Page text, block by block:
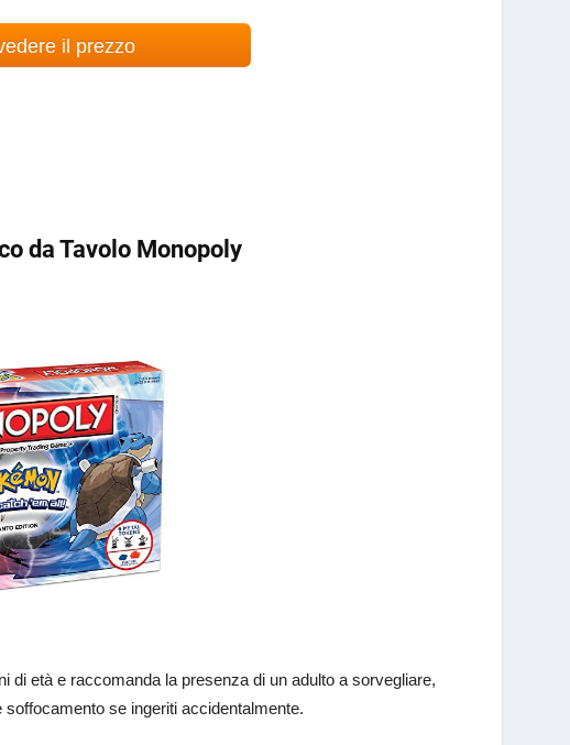
il prezzo
da Tavolo Monopoly
di età e raccomanda la presenza di un adulto a sorvegliare,
se ingeriti accidentalmente.